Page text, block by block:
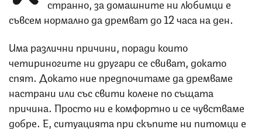
странно, за домашните ни любимци е
съвсем нормално да дремват до 12 часа на ден.
Има различни причини, поради които
четириногите ни другари се свиват, докато
спят. Докато ние предпочитаме да дремваме
настрани или със свити колене по същата
причина. Просто ни е комфортно и се чувстваме
добре. Е, ситуацията при скъпите ни питомци е